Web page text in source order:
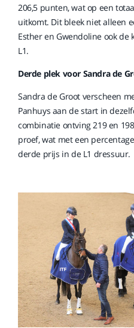
206,5 punten, wat op een
uitkomt. Dit bleek niet alleen
Esther en Gwendoline ook de
L1.
Derde plek voor Sandra de
Sandra de Groot verscheen
Panhuys aan de start in
combinatie ontving 219 en
proef, wat met een
derde prijs in de L1 dressuur.